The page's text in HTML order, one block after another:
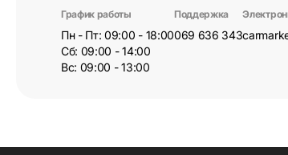
График работы
Пн - Пт: 09:00 - 18:00
Сб: 09:00 - 14:00
Вс: 09:00 - 13:00
Поддержка
069 636 343